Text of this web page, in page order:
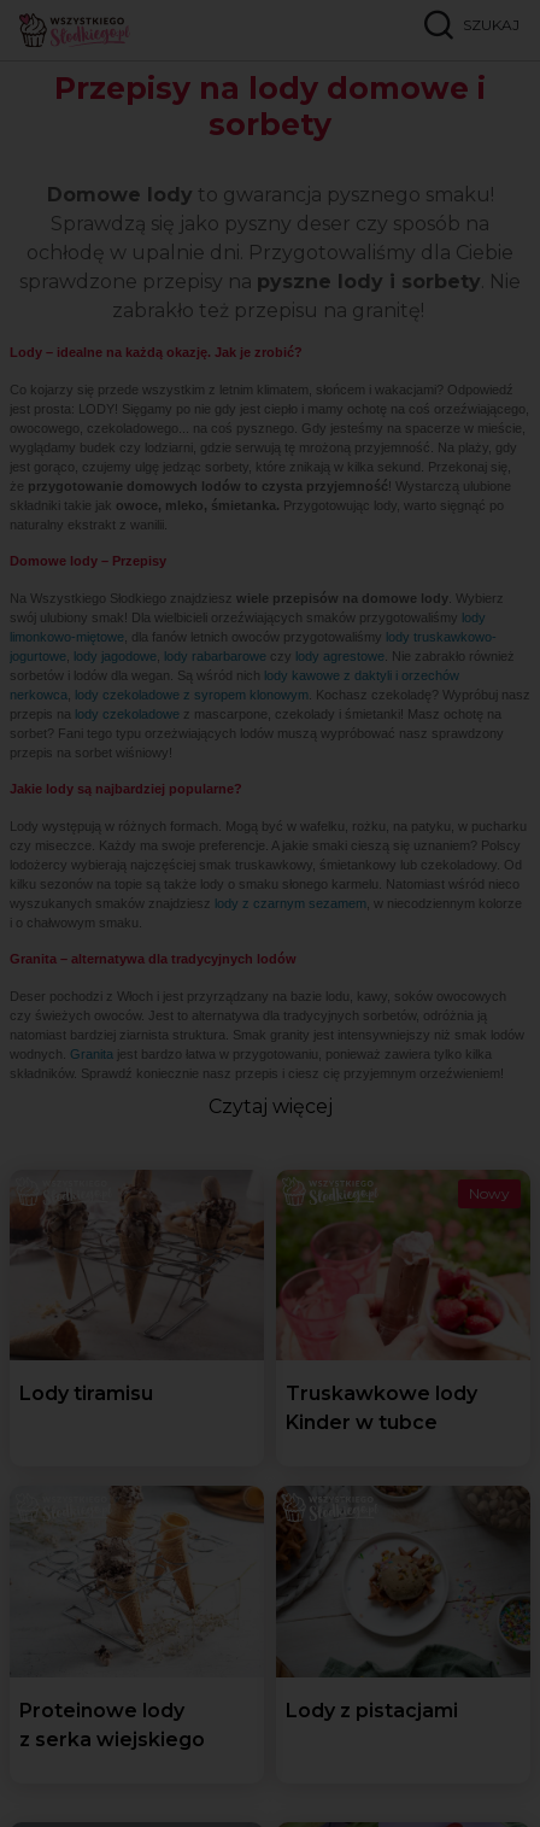
SZUKAJ
Strona główna
Przepisy na lody domowe i
sorbety
Domowe lody to gwarancja pysznego smaku!
Sprawdzą się jako pyszny deser czy sposób na
ochłodę w upalnie dni. Przygotowaliśmy dla Ciebie
sprawdzone przepisy na pyszne lody i sorbety. Nie
zabrakło też przepisu na granitę!
Lody – idealne na każdą okazję. Jak je zrobić?
Co kojarzy się przede wszystkim z letnim klimatem, słońcem i wakacjami? Odpowiedź
jest prosta: LODY! Sięgamy po nie gdy jest ciepło i mamy ochotę na coś orzeźwiającego,
owocowego, czekoladowego... na coś pysznego. Gdy jesteśmy na spacerze w mieście,
wyglądamy budek czy lodziarni, gdzie serwują tę mrożoną przyjemność. Na plaży, gdy
jest gorąco, czujemy ulgę jedząc sorbety, które znikają w kilka sekund. Przekonaj się,
że przygotowanie domowych lodów to czysta przyjemność! Wystarczą ulubione
składniki takie jak owoce, mleko, śmietanka. Przygotowując lody, warto sięgnąć po
naturalny ekstrakt z wanilii.
Domowe lody – Przepisy
Na Wszystkiego Słodkiego znajdziesz wiele przepisów na domowe lody . Wybierz
swój ulubiony smak! Dla wielbicieli orzeźwiających smaków przygotowaliśmy lody
limonkowo-miętowe , dla fanów letnich owoców przygotowaliśmy lody truskawkowo-
jogurtowe
lody jagodowe lody rabarbarowe czy lody agrestowe . Nie zabrakło również
sorbetów i lodów dla wegan. Są wśród nich lody kawowe z daktyli i orzechów
nerkowca
lody czekoladowe z syropem klonowym . Kochasz czekoladę? Wypróbuj nasz
przepis na lody czekoladowe z mascarpone, czekolady i śmietanki! Masz ochotę na
sorbet? Fani tego typu orzeżwiających lodów muszą wypróbować nasz sprawdzony
przepis na sorbet wiśniowy!
Jakie lody są najbardziej popularne?
Lody występują w różnych formach. Mogą być w wafelku, rożku, na patyku, w pucharku
czy miseczce. Każdy ma swoje preferencje. A jakie smaki cieszą się uznaniem? Polscy
lodożercy wybierają najczęściej smak truskawkowy, śmietankowy lub czekoladowy. Od
kilku sezonów na topie są także lody o smaku słonego karmelu. Natomiast wśród nieco
wyszukanych smaków znajdziesz lody z czarnym sezamem , w niecodziennym kolorze
i o chałwowym smaku.
Granita – alternatywa dla tradycyjnych lodów
Deser pochodzi z Włoch i jest przyrządzany na bazie lodu, kawy, soków owocowych
czy świeżych owoców. Jest to alternatywa dla tradycyjnych sorbetów, odróżnia ją
natomiast bardziej ziarnista struktura. Smak granity jest intensywniejszy niż smak lodów
wodnych. Granita jest bardzo łatwa w przygotowaniu, ponieważ zawiera tylko kilka
składników. Sprawdź koniecznie nasz przepis i ciesz cię przyjemnym orzeźwieniem!
Czytaj więcej
Lody tiramisu
Nowy
Truskawkowe lody
Kinder w tubce
Proteinowe lody
z serka wiejskiego
Lody z pistacjami